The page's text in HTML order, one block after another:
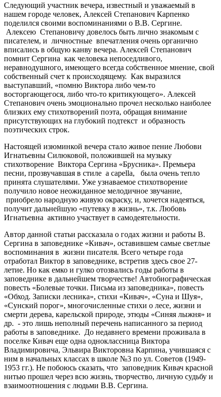
Следующий участник вечера, известный и уважаемый в
нашем городе человек, Алексей Степанович Карпенко
поделился своими воспоминаниями о В.В. Сергине.
Алексею Степановичу довелось быть лично знакомым с
писателем, и личностные впечатления очень органично
вписались в общую канву вечера. Алексей Степанович
помнит Сергина как человека непоседливого,
неравнодушного, имеющего всегда собственное мнение, свой
собственный счет к происходящему. Как выразился
выступавший, «помню Виктора либо чем-то
восторгающегося, либо что-то критикующего». Алексей
Степанович очень эмоционально прочел несколько наиболее
близких ему стихотворений поэта, обращая внимание
присутствующих на глубокий подтекст и образность
поэтических строк.
Настоящей изюминкой вечера стало живое пение Любови
Игнатьевны Силюковой, положившей на музыку
стихотворение Виктора Сергина «Брусника». Премьера
песни, прозвучавшая в стиле a capella, была очень тепло
принята слушателями. Уже узнаваемое стихотворение
получило новое неожиданное мелодичное звучание,
приобрело народную живую окраску, и, хочется надеяться,
получит дальнейшую «путевку в жизнь», т.к. Любовь
Игнатьевна активно участвует в самодеятельности.
Автор данной статьи рассказала о годах жизни и работы В.
Сергина в заповеднике «Кивач», оставившем самые светлые
воспоминания в жизни писателя. Всего четыре года
отработал Виктор в заповеднике, встретив здесь свое 27-
летие. Но как емко и гулко отозвались годы работы в
заповеднике в дальнейшем творчестве! Автобиографическая
повесть «Болевые точки. Письма из заповедника», повесть
«Обход. Записки лесника», стихи «Кивач», «Суна и Шуя»,
«Сунский порог», многочисленные стихи о лесе, жизни и
смерти дерева, карельской природе, этюды «Синяя лыжня» и
др. - это лишь неполный перечень написанного за период
работы в заповеднике. До недавнего времени проживала в
поселке Кивач еще одна одноклассница Виктора
Владимировича, Эльвира Викторовна Карпина, учившаяся с
ним в начальных классах в школе №3 по ул. Советов (1949-
1953 гг.). Не побоюсь сказать, что заповедник Кивач красной
нитью прошел через всю жизнь, творчество, личную судьбу и
взаимоотношения с людьми В.В. Сергина.